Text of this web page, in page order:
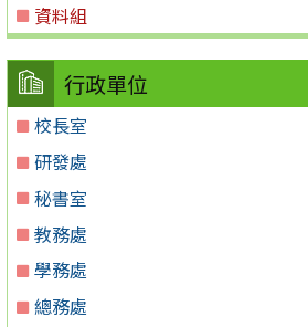
資料組
行政單位
校長室
研發處
秘書室
教務處
學務處
總務處